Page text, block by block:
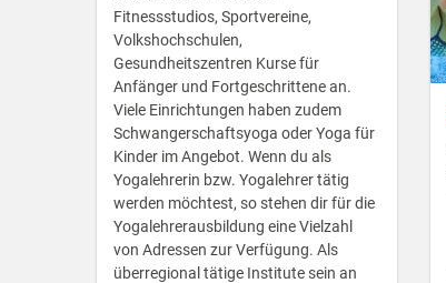
Fitnessstudios, Sportvereine,
Volkshochschulen,
Gesundheitszentren Kurse für
Anfänger und Fortgeschrittene an.
Viele Einrichtungen haben zudem
Schwangerschaftsyoga oder Yoga für
Kinder im Angebot. Wenn du als
Yogalehrerin bzw. Yogalehrer tätig
werden möchtest, so stehen dir für die
Yogalehrerausbildung eine Vielzahl
von Adressen zur Verfügung. Als
überregional tätige Institute sein an